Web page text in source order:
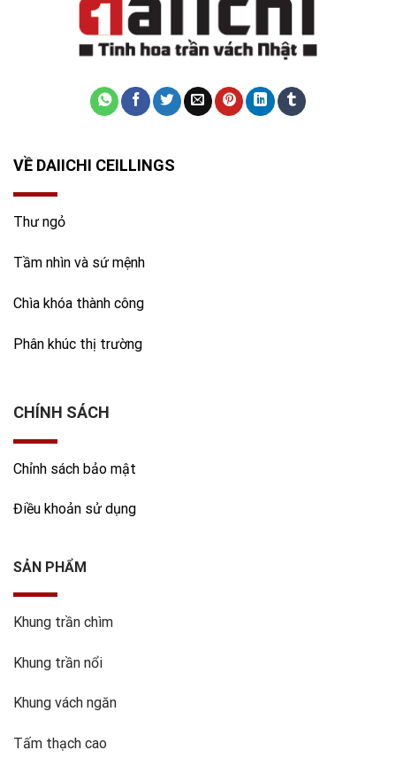
VỀ DAIICHI CEILLINGS
Thư ngỏ
Tầm nhìn và sứ mệnh
Chìa khóa thành công
Phân khúc thị trường
CHÍNH SÁCH
Chỉnh sách bảo mật
Điều khoản sử dụng
SẢN PHẨM
Khung trần chìm
Khung trần nổi
Khung vách ngăn
Tấm thạch cao